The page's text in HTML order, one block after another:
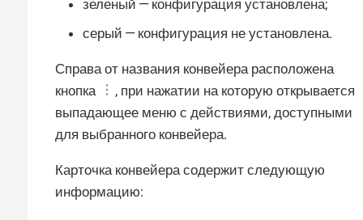
зеленый — конфигурация установлена;
серый — конфигурация не установлена.
Справа от названия конвейера расположена
кнопка
, при нажатии на которую открывается
выпадающее меню с действиями, доступными
для выбранного конвейера.
Карточка конвейера содержит следующую
информацию: